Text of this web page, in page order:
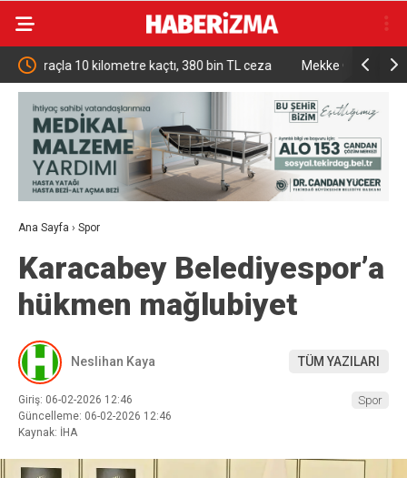
bin TL ceza Mekke Ortak Savunma Anlaşması Hakkındaki
İddialara Resmi Yanıt
Ana Sayfa › Spor
Karacabey Belediyespor’a
hükmen mağlubiyet
Neslihan Kaya TÜM YAZILARI
Giriş: 06-02-2026 12:46
Güncelleme: 06-02-2026 12:46
Kaynak: İHA
Spor